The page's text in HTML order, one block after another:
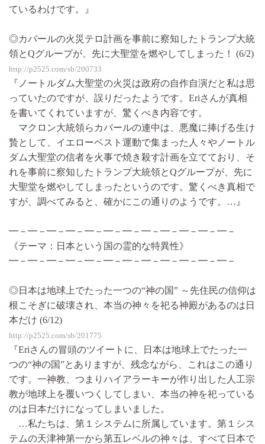
ているわけです。』
◎カバールの火災テロ計画を事前に察知したトランプ大統
領とQグループが、先に大聖堂を燃やしてしまった！ (6/2)
http://p2525.com/sb/200733
『ノートルダム大聖堂の火災は政府の自作自演だと私は思
っていたのですが、誤りだったようです。Eriさんが真相
を書いてくれていますが、驚くべき内容です。
マクロン大統領らカバールの連中は、悪魔に捧げる生け
贄として、イエローベスト運動で集まった人々やノートル
ダム大聖堂の信者を火事で焼き殺す計画を立てており、そ
れを事前に察知したトランプ大統領とQグループが、先に
大聖堂を燃やしてしまったというのです。驚くべき真相で
すが、調べてみると、確かにこの通りのようです。…』
━－━－━－━－━－━－━－━－━－━－━－━－
《テーマ：日本という国の霊的な特異性》
━－━－━－━－━－━－━－━－━－━－━－━－
◎日本は地球上でたった一つの“神の国” ～先住民の信仰は
根こそぎに破壊され、本当の神々を祀る神殿があるのは日
本だけ (6/12)
http://p2525.com/sb/201775
『Eriさんの冒頭のツイートに、日本は地球上でたった一
つの“神の国”とありますが、残念ながら、これはこの通り
です。一神教、つまりハイアラーキーが作り出した人工宗
教が地球上を覆いつくしてしまい、本当の神を祀っている
のは日本だけになってしまいました。
…私たちは、第１システムに所属しています。第１シス
テムの天津神第一から第五レベルの神々は、すべて日本で